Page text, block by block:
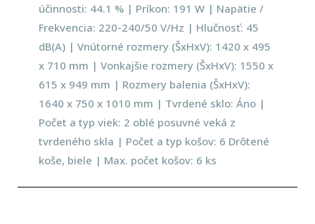
účinnosti: 44.1 % | Príkon: 191 W | Napätie /
Frekvencia: 220-240/50 V/Hz | Hlučnosť: 45
dB(A) | Vnútorné rozmery (ŠxHxV): 1420 x 495
x 710 mm | Vonkajšie rozmery (ŠxHxV): 1550 x
615 x 949 mm | Rozmery balenia (ŠxHxV):
1640 x 750 x 1010 mm | Tvrdené sklo: Áno |
Počet a typ viek: 2 oblé posuvné veká z
tvrdeného skla | Počet a typ košov: 6 Drôtené
koše, biele | Max. počet košov: 6 ks